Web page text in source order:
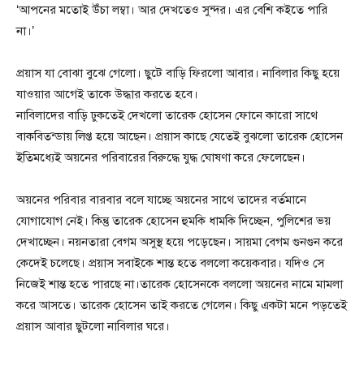
‘আপনের মতোই উঁচা লম্বা। আর দেখতেও সুন্দর। এর বেশি কইতে পারি
না।’
প্রয়াস যা বোঝা বুঝে গেলো। ছুটে বাড়ি ফিরলো আবার। নাবিলার কিছু হয়ে
যাওয়ার আগেই তাকে উদ্ধার করতে হবে।
নাবিলাদের বাড়ি ঢুকতেই দেখলো তারেক হোসেন ফোনে কারো সাথে
বাকবিতন্ডায় লিপ্ত হয়ে আছেন। প্রয়াস কাছে যেতেই বুঝলো তারেক হোসেন
ইতিমধ্যেই অয়নের পরিবারের বিরুদ্ধে যুদ্ধ ঘোষণা করে ফেলেছেন।
অয়নের পরিবার বারবার বলে যাচ্ছে অয়নের সাথে তাদের বর্তমানে
যোগাযোগ নেই। কিন্তু তারেক হোসেন হুমকি ধামকি দিচ্ছেন, পুলিশের ভয়
দেখাচ্ছেন। নয়নতারা বেগম অসুস্থ হয়ে পড়েছেন। সায়মা বেগম গুনগুন করে
কেদেই চলেছে। প্রয়াস সবাইকে শান্ত হতে বললো কয়েকবার। যদিও সে
নিজেই শান্ত হতে পারছে না।তারেক হোসেনকে বললো অয়নের নামে মামলা
করে আসতে। তারেক হোসেন তাই করতে গেলেন। কিছু একটা মনে পড়তেই
প্রয়াস আবার ছুটলো নাবিলার ঘরে।